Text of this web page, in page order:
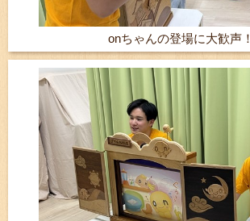
onちゃんの登場に大歓声！